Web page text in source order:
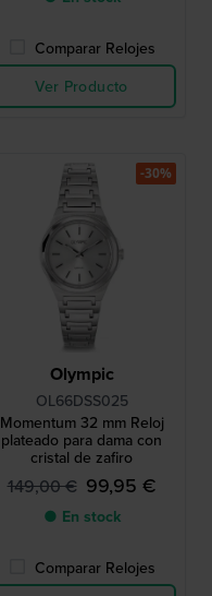
Comparar Relojes
Ver Producto
Olympic
OL66DSS025
Momentum 32 mm Reloj
plateado para dama con
cristal de zafiro
149,00 € 99,95 €
● En stock
Comparar Relojes
-30%